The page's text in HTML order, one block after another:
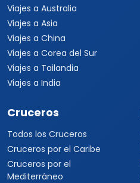
Viajes a Australia
Viajes a Asia
Viajes a China
Viajes a Corea del Sur
Viajes a Tailandia
Viajes a India
Cruceros
Todos los Cruceros
Cruceros por el Caribe
Cruceros por el
Mediterráneo